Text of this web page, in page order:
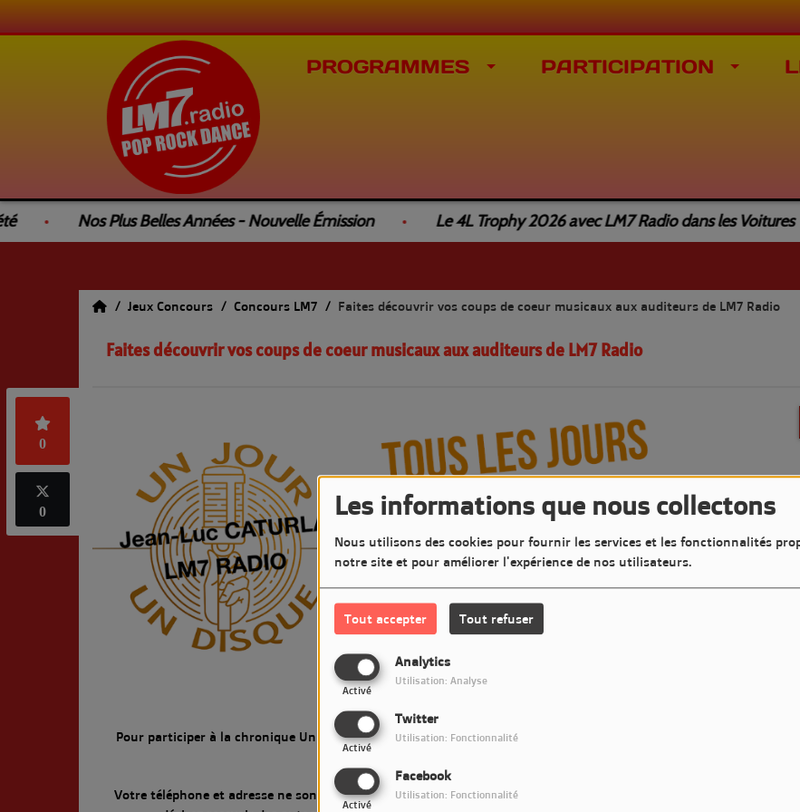
Les informations que nous collectons
Nous utilisons des cookies pour fournir les services et les fonctionnalités
notre site et pour améliorer l'expérience de nos utilisateurs.
Tout accepter Tout refuser
Analytics
Activé
Utilisation: Analyse
Twitter
Activé
Utilisation: Fonctionnalité
Facebook
Activé
Utilisation: Fonctionnalité
PROGRAMMES PARTICIPATION
Nos Plus Belles Années - Nouvelle Émission Le 4L Trophy 2026 avec LM7 Radio dans les Voitures
Jeux Concours Concours LM7 Faites découvrir vos coups de coeur musicaux aux auditeurs de LM7 Radio
Faites découvrir vos coups de coeur musicaux aux auditeurs de LM7 Radio
0
0
Pour participer à la chronique Un Jour Un Disque, répondez simplement ici à la question concernant votre
Votre téléphone et adresse ne sont pas obligatoires et ne seront pas exploitées par LM7 Radio, sauf si vous